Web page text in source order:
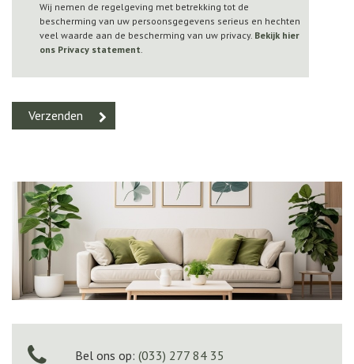
Wij nemen de regelgeving met betrekking tot de
bescherming van uw persoonsgegevens serieus en hechten
veel waarde aan de bescherming van uw privacy. Bekijk hier
ons Privacy statement.
Bel ons op: (033) 277 84 35